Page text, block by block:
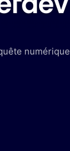
numérique